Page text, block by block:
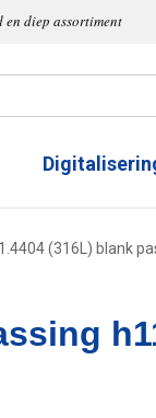
en diep assortiment
(316L) blank